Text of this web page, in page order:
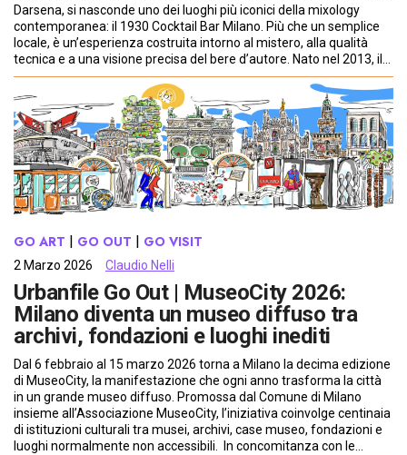
Darsena, si nasconde uno dei luoghi più iconici della mixology
contemporanea: il 1930 Cocktail Bar Milano. Più che un semplice
locale, è un’esperienza costruita intorno al mistero, alla qualità
tecnica e a una visione precisa del bere d’autore. Nato nel 2013, il…
GO ART GO OUT GO VISIT
2 Marzo 2026 Claudio Nelli
Urbanfile Go Out | MuseoCity 2026:
Milano diventa un museo diffuso tra
archivi, fondazioni e luoghi inediti
Dal 6 febbraio al 15 marzo 2026 torna a Milano la decima edizione
di MuseoCity, la manifestazione che ogni anno trasforma la città
in un grande museo diffuso. Promossa dal Comune di Milano
insieme all’Associazione MuseoCity, l’iniziativa coinvolge centinaia
di istituzioni culturali tra musei, archivi, case museo, fondazioni e
luoghi normalmente non accessibili. In concomitanza con le…